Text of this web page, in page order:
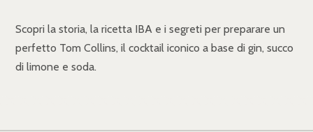
Scopri la storia, la ricetta IBA e i segreti per preparare un
perfetto Tom Collins, il cocktail iconico a base di gin, succo
di limone e soda.